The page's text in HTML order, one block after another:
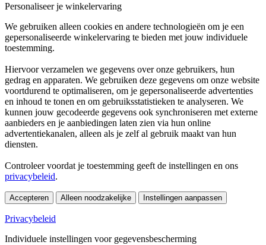
Personaliseer je winkelervaring
We gebruiken alleen cookies en andere technologieën om je een
gepersonaliseerde winkelervaring te bieden met jouw individuele
toestemming.
Hiervoor verzamelen we gegevens over onze gebruikers, hun
gedrag en apparaten. We gebruiken deze gegevens om onze website
voortdurend te optimaliseren, om je gepersonaliseerde advertenties
en inhoud te tonen en om gebruiksstatistieken te analyseren. We
kunnen jouw gecodeerde gegevens ook synchroniseren met externe
aanbieders en je aanbiedingen laten zien via hun online
advertentiekanalen, alleen als je zelf al gebruik maakt van hun
diensten.
Controleer voordat je toestemming geeft de instellingen en ons
privacybeleid.
Accepteren Alleen noodzakelijke Instellingen aanpassen
Privacybeleid
Individuele instellingen voor gegevensbescherming